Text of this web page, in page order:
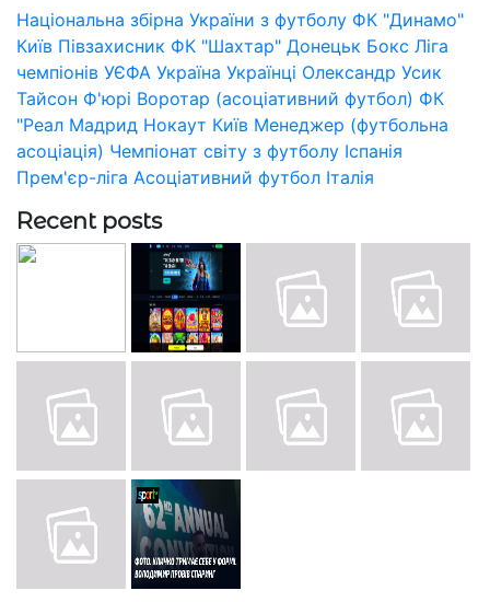
Національна збірна України з футболу ФК "Динамо"
Київ Півзахисник ФК "Шахтар" Донецьк Бокс Ліга
чемпіонів УЄФА Україна Українці Олександр Усик
Тайсон Ф'юрі Воротар (асоціативний футбол) ФК
"Реал Мадрид Нокаут Київ Менеджер (футбольна
асоціація) Чемпіонат світу з футболу Іспанія
Прем'єр-ліга Асоціативний футбол Італія
Recent posts